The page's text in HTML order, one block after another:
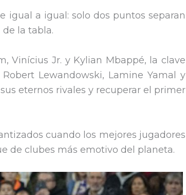
igual a igual: solo dos puntos separan
la tabla.
Vinícius Jr. y Kylian Mbappé, la clave
Lewandowski, Lamine Yamal y
eternos rivales y recuperar el primer
cuando los mejores jugadores
de clubes más emotivo del planeta.